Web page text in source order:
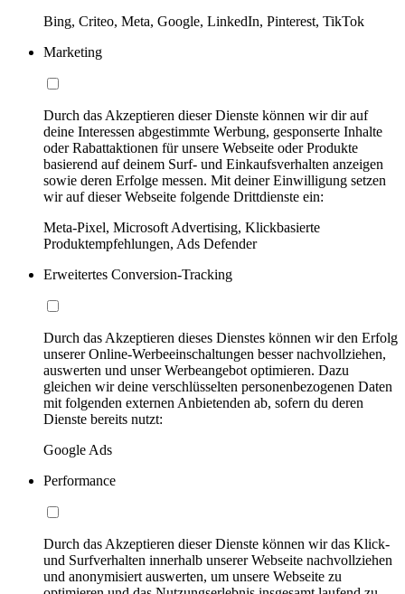
Bing, Criteo, Meta, Google, LinkedIn, Pinterest, TikTok
Marketing
Durch das Akzeptieren dieser Dienste können wir dir auf
deine Interessen abgestimmte Werbung, gesponserte Inhalte
oder Rabattaktionen für unsere Webseite oder Produkte
basierend auf deinem Surf- und Einkaufsverhalten anzeigen
sowie deren Erfolge messen. Mit deiner Einwilligung setzen
wir auf dieser Webseite folgende Drittdienste ein:
Meta-Pixel, Microsoft Advertising, Klickbasierte
Produktempfehlungen, Ads Defender
Erweitertes Conversion-Tracking
Durch das Akzeptieren dieses Dienstes können wir den Erfolg
unserer Online-Werbeeinschaltungen besser nachvollziehen,
auswerten und unser Werbeangebot optimieren. Dazu
gleichen wir deine verschlüsselten personenbezogenen Daten
mit folgenden externen Anbietenden ab, sofern du deren
Dienste bereits nutzt:
Google Ads
Performance
Durch das Akzeptieren dieser Dienste können wir das Klick-
und Surfverhalten innerhalb unserer Webseite nachvollziehen
und anonymisiert auswerten, um unsere Webseite zu